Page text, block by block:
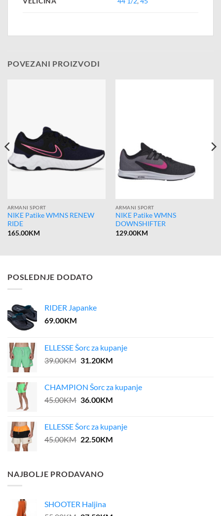
POVEZANI PROIZVODI
ARMANI SPORT
NIKE Patike WMNS RENEW
RIDE
165.00KM
ARMANI SPORT
NIKE Patike WMNS
DOWNSHIFTER
129.00KM
POSLEDNJE DODATO
RIDER Japanke
69.00KM
ELLESSE Šorc za kupanje
39.00KM Original
39.00KM.
31.20KMCurrent
31.20KM.
CHAMPION Šorc za kupanje
45.00KM Original
45.00KM.
36.00KMCurrent
36.00KM.
ELLESSE Šorc za kupanje
45.00KM Original
45.00KM.
22.50KMCurrent
NAJBOLJE PRODAVANO
SHOOTER Haljina